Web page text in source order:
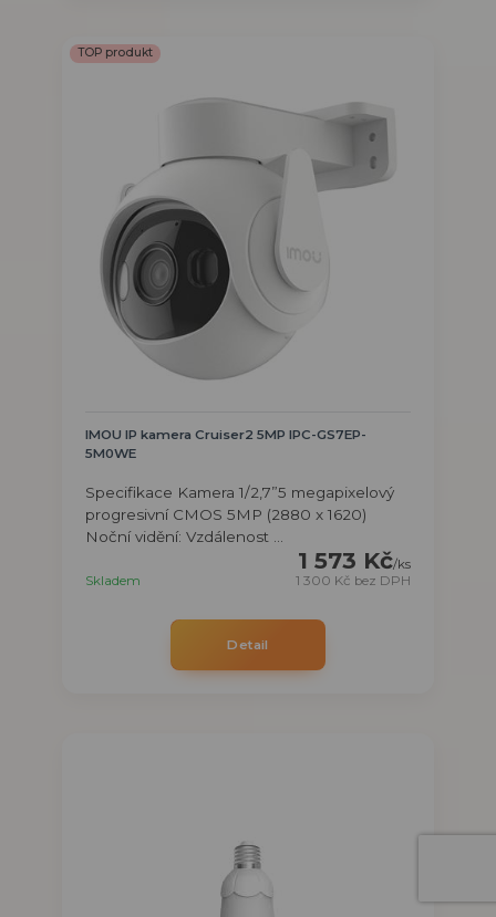
TOP produkt
IMOU IP kamera Cruiser2 5MP IPC-GS7EP-
5M0WE
Specifikace Kamera 1/2,7”5 megapixelový
progresivní CMOS 5MP (2880 x 1620)
Noční vidění: Vzdálenost ...
1 573 Kč/ks
1 300 Kč bez DPH
Skladem
Detail